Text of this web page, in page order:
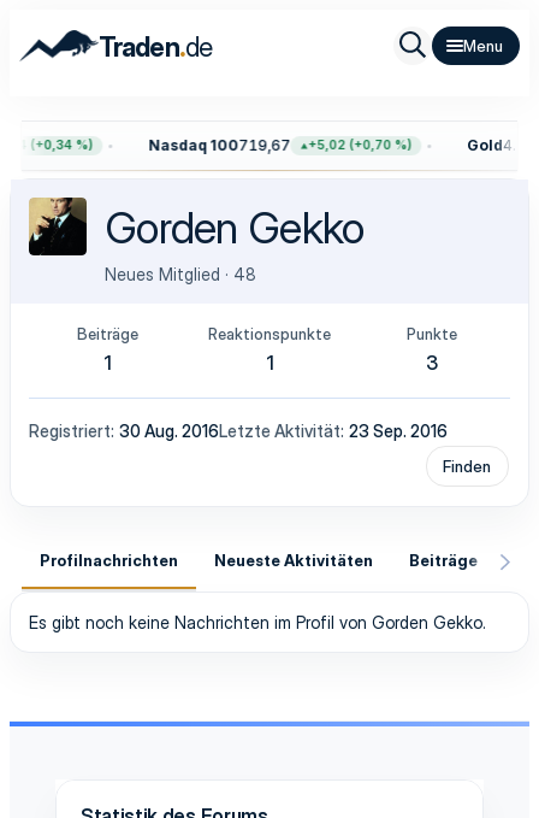
Traden.de
(+0,34 %) Nasdaq 100719,67 +5,02 (+0,70 %) Gold
Gorden Gekko
Neues Mitglied · 48
Beiträge
1
Reaktionspunkte
1
Punkte
3
Registriert 30 Aug. 2016Letzte Aktivität 23 Sep. 2016
Finden
Profilnachrichten Neueste Aktivitäten Beiträge
Es gibt noch keine Nachrichten im Profil von Gorden Gekko.